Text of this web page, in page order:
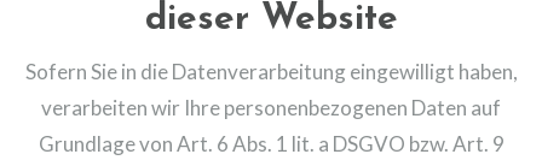
dieser Website
Sofern Sie in die Datenverarbeitung eingewilligt haben,
verarbeiten wir Ihre personenbezogenen Daten auf
Grundlage von Art. 6 Abs. 1 lit. a DSGVO bzw. Art. 9